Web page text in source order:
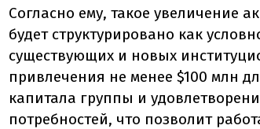
Согласно ему, такое увеличение
будет структурировано как
существующих и новых
привлечения не менее $100 млн
капитала группы и
потребностей, что позволит